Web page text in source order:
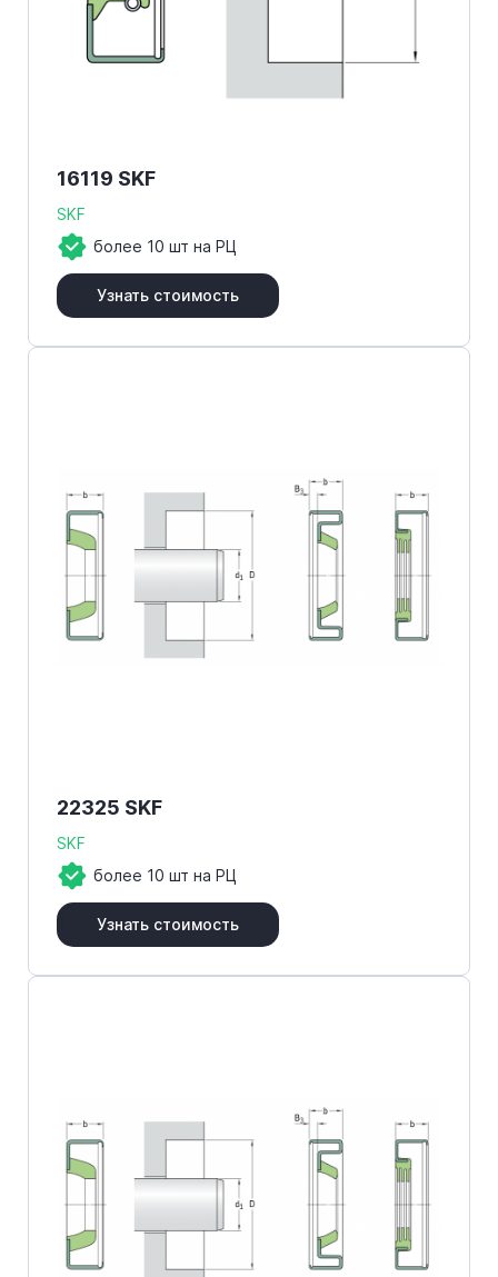
16119 SKF
SKF
более 10 шт на РЦ
Узнать стоимость
22325 SKF
SKF
более 10 шт на РЦ
Узнать стоимость